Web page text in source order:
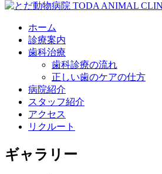
ホーム
診療案内
歯科治療
歯科診療の流れ
正しい歯のケアの仕方
病院紹介
スタッフ紹介
アクセス
リクルート
ギャラリー